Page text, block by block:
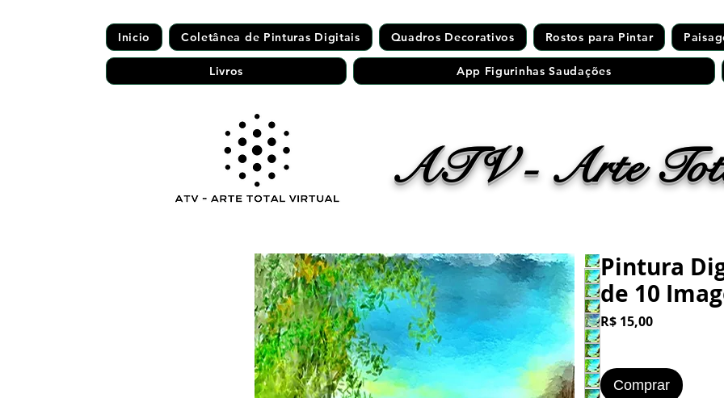
Inicio Coletânea de Pinturas Digitais Quadros Decorativos Rostos para Pintar
Livros App Figurinhas Saudações
ATV - Arte
Pintura
de 10
R$ 15,00Preço
Comprar